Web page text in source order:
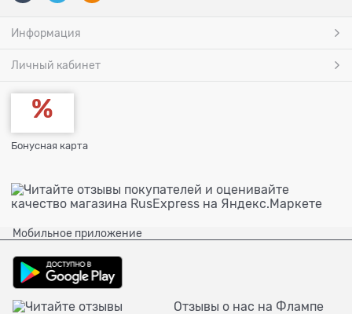
Информация
Личный кабинет
Бонусная карта
Мобильное приложение
Отзывы о нас на Флампе